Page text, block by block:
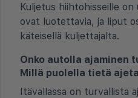
Kuljetus hiihtohisseille
ovat luotettavia, ja liput
käteisellä kuljettajalta.
Onko autolla ajaminen
Millä puolella tietä
Itävallassa on turvallista